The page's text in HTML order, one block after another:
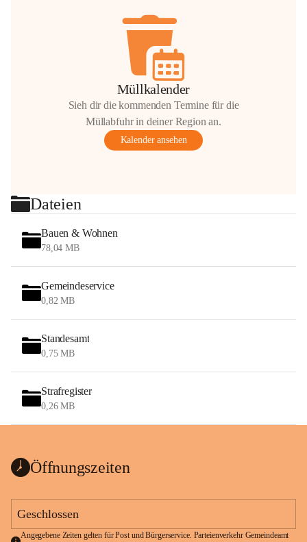
Müllkalender
Sieh dir die kommenden Termine für die
Müllabfuhr in deiner Region an.
Kalender ansehen
Dateien
Bauen & Wohnen
78,04 MB
Gemeindeservice
0,82 MB
Standesamt
0,75 MB
Strafregister
0,26 MB
Öffnungszeiten
Geschlossen
Angegebene Zeiten gelten für Post und Bürgerservice. Parteienverkehr Gemeindeamt